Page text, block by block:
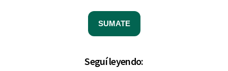
SUMATE
Seguí leyendo: